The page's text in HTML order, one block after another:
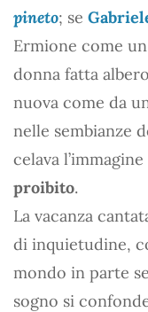
pineto; se
Ermione come
donna fatta
nuova come da
nelle sembianze
celava
proibito.
La vacanza
di inquietudine,
mondo in parte
sogno si